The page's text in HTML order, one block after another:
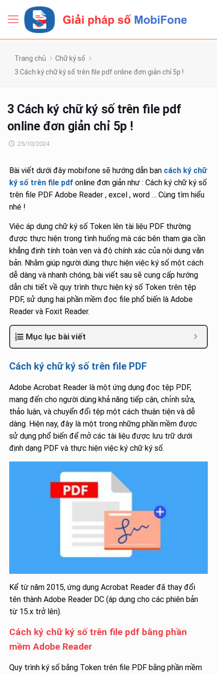
Trang chủ
Chữ ký số
3 Cách ký chữ ký số trên file pdf online đơn giản chỉ 5p !
3 Cách ký chữ ký số trên file pdf
online đơn giản chỉ 5p !
25/10/2024
Bài viết dưới đây mobifone sẽ hướng dẫn bạn cách ký chữ
ký số trên file pdf online đơn giản như : Cách ký chữ ký số
trên file PDF Adobe Reader , excel , word … Cùng tìm hiểu
nhé !
Việc áp dụng chữ ký số Token lên tài liệu PDF thường
được thực hiện trong tình huống mà các bên tham gia cần
khẳng định tính toàn vẹn và độ chính xác của nội dung văn
bản. Nhằm giúp người dùng thực hiện việc ký số một cách
dễ dàng và nhanh chóng, bài viết sau sẽ cung cấp hướng
dẫn chi tiết về quy trình thực hiện ký số Token trên tệp
PDF, sử dụng hai phần mềm đọc file phổ biến là Adobe
Reader và Foxit Reader.
Mục lục bài viết
Cách ký chữ ký số trên file PDF
Adobe Acrobat Reader là một ứng dụng đọc tệp PDF,
mang đến cho người dùng khả năng tiếp cận, chỉnh sửa,
thảo luận, và chuyển đổi tệp một cách thuận tiện và dễ
dàng. Hiện nay, đây là một trong những phần mềm được
sử dụng phổ biến để mở các tài liệu được lưu trữ dưới
định dạng PDF và thực hiện việc ký chữ ký số.
Kể từ năm 2015, ứng dụng Acrobat Reader đã thay đổi
tên thành Adobe Reader DC (áp dụng cho các phiên bản
từ 15.x trở lên).
Cách ký chữ ký số trên file pdf bằng phần
mềm Adobe Reader
Quy trình ký số bằng Token trên file PDF bằng phần mềm